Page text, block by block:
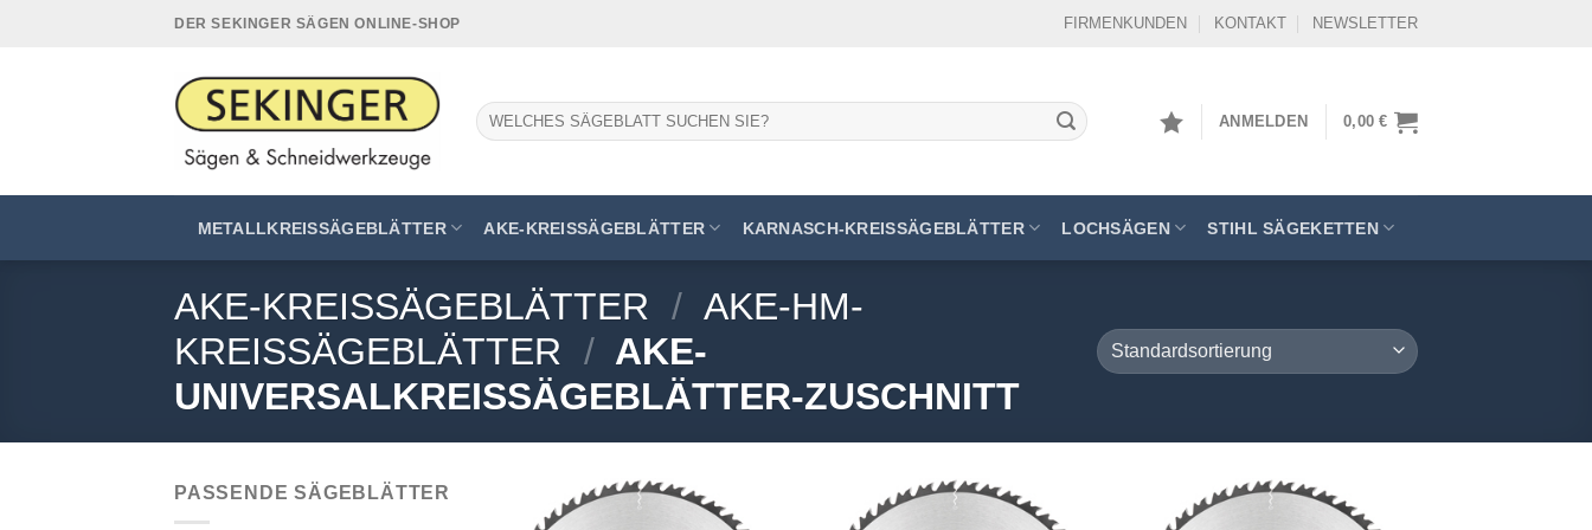
DER SEKINGER SÄGEN ONLINE-SHOP FIRMENKUNDEN KONTAKT NEWSLETTER
Suchen
nach:
ANMELDEN 0,00€
METALLKREISSÄGEBLÄTTER AKE-KREISSÄGEBLÄTTER KARNASCH-KREISSÄGEBLÄTTER LOCHSÄGEN STIHL SÄGEKETTEN
AKE-KREISSÄGEBLÄTTER / AKE-HM-
KREISSÄGEBLÄTTER / AKE-
UNIVERSALKREISSÄGEBLÄTTER-ZUSCHNITT
PASSENDE SÄGEBLÄTTER